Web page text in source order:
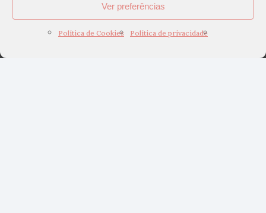
Ver preferências
Política de Cookies Política de privacidade